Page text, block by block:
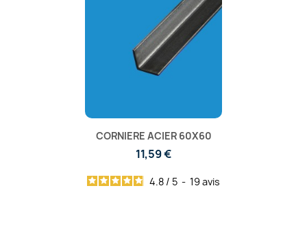
CORNIERE ACIER 60X60
11,59 €
4.8 / 5 - 19 avis